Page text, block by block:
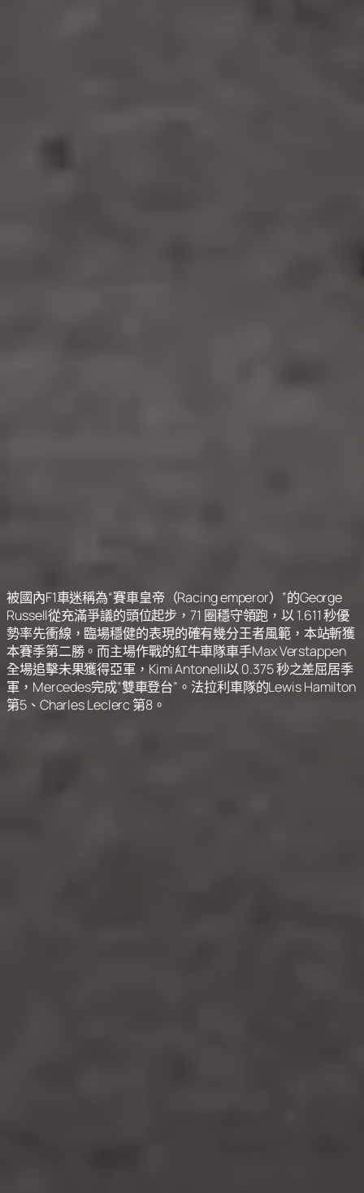
被國內F1車迷稱為“賽車皇帝（Racing emperor）”的George
Russell從充滿爭議的頭位起步，71 圈穩守領跑，以 1.611 秒優
勢率先衝線，臨場穩健的表現的確有幾分王者風範，本站斬獲
本賽季第二勝。而主場作戰的紅牛車隊車手Max Verstappen
全場追擊未果獲得亞軍，Kimi Antonelli以 0.375 秒之差屈居季
軍，Mercedes完成”雙車登台”。法拉利車隊的Lewis Hamilton
第5、Charles Leclerc 第8。